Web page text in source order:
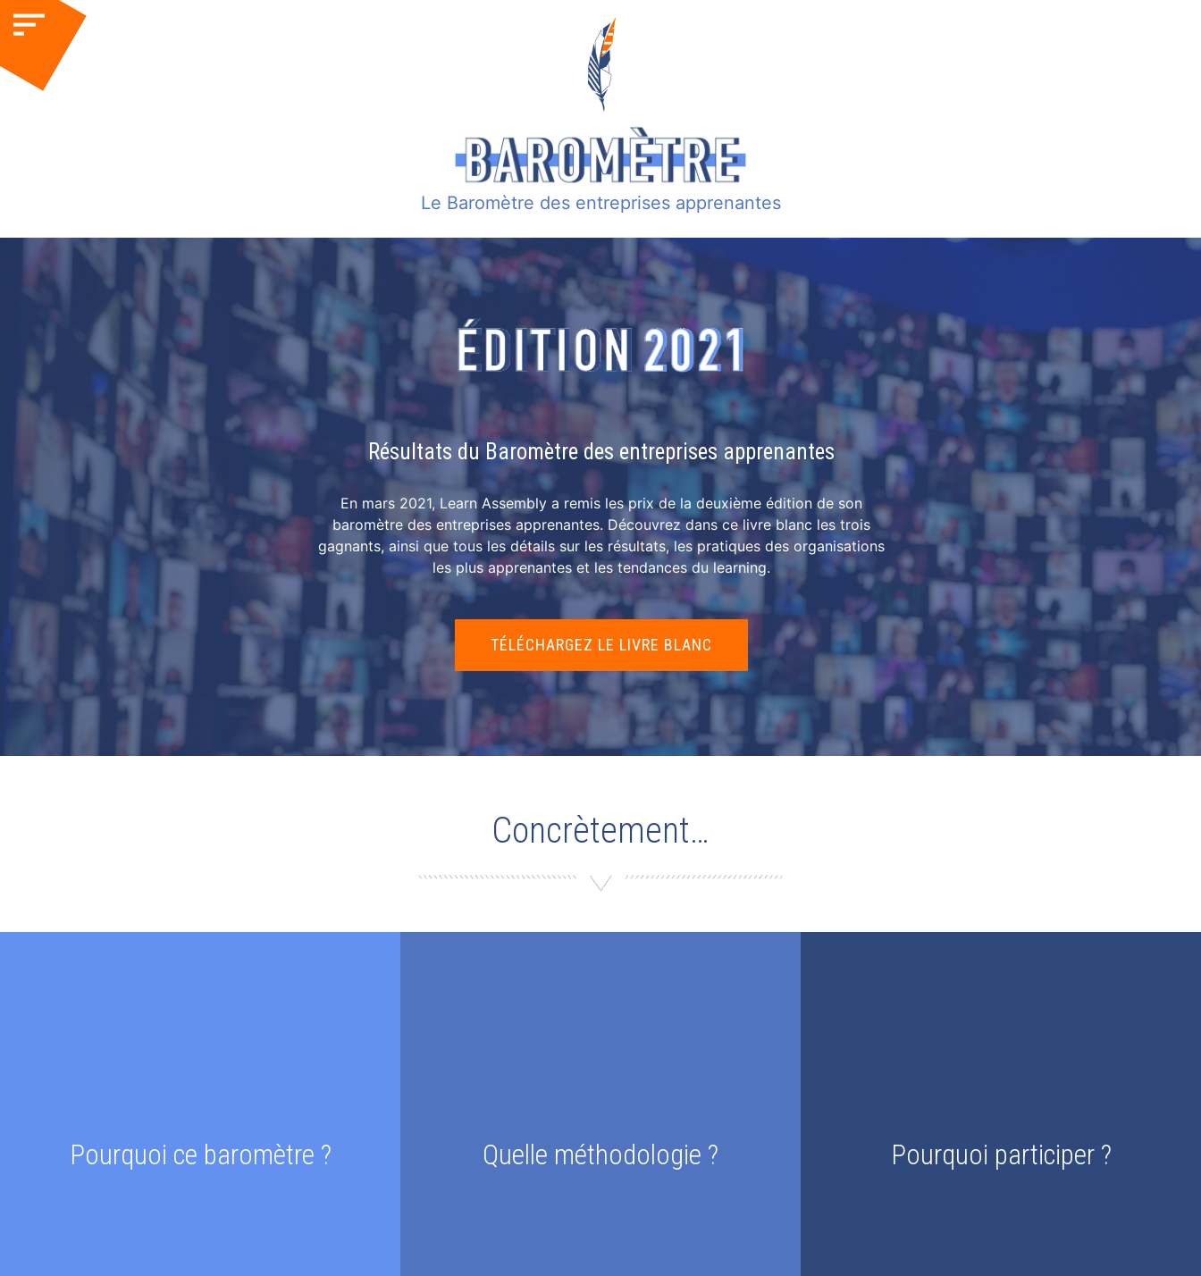
Le Baromètre des entreprises apprenantes
Résultats du Baromètre des entreprises apprenantes
En mars 2021, Learn Assembly a remis les prix de la deuxième édition de son
baromètre des entreprises apprenantes. Découvrez dans ce livre blanc les trois
gagnants, ainsi que tous les détails sur les résultats, les pratiques des organisations
les plus apprenantes et les tendances du learning.
TÉLÉCHARGEZ LE LIVRE BLANC
Concrètement…
Pourquoi ce baromètre ? Quelle méthodologie ? Pourquoi participer ?